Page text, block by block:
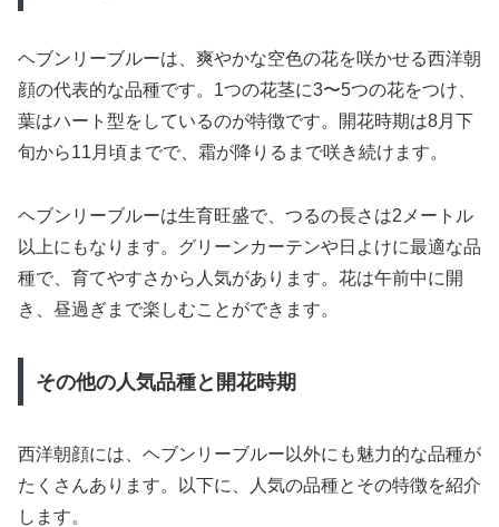
ヘブンリーブルーは、爽やかな空色の花を咲かせる西洋朝
顔の代表的な品種です。1つの花茎に3〜5つの花をつけ、
葉はハート型をしているのが特徴です。開花時期は8月下
旬から11月頃までで、霜が降りるまで咲き続けます。
ヘブンリーブルーは生育旺盛で、つるの長さは2メートル
以上にもなります。グリーンカーテンや日よけに最適な品
種で、育てやすさから人気があります。花は午前中に開
き、昼過ぎまで楽しむことができます。
その他の人気品種と開花時期
西洋朝顔には、ヘブンリーブルー以外にも魅力的な品種が
たくさんあります。以下に、人気の品種とその特徴を紹介
します。